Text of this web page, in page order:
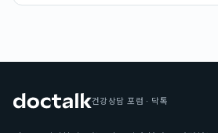
건강상담 포럼 · 닥톡